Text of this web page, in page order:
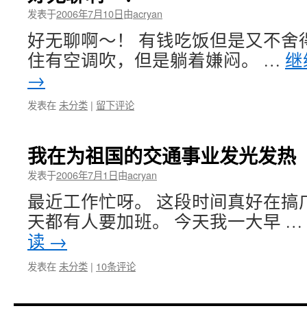
发表于2006年7月10日由acryan
好无聊啊～！ 有钱吃饭但是又不舍
住有空调吹，但是躺着嫌闷。 …
→
发表在 未分类 | 留下评论
我在为祖国的交通事业发光发热
发表于2006年7月1日由acryan
最近工作忙呀。 这段时间真好在
天都有人要加班。 今天我一大早 …
读 →
发表在 未分类 | 10条评论